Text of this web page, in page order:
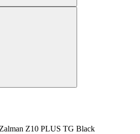
Z10 PLUS TG Black